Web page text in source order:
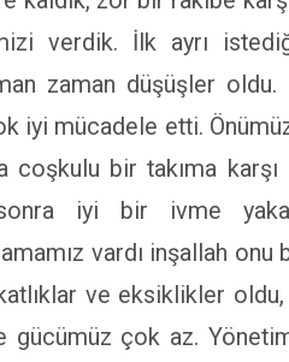
verdik. İlk ayrı
zaman düşüşler
iyi mücadele etti.
coşkulu bir takıma karşı
iyi bir ivme
vardı inşallah onu
ve eksiklikler
gücümüz çok az.